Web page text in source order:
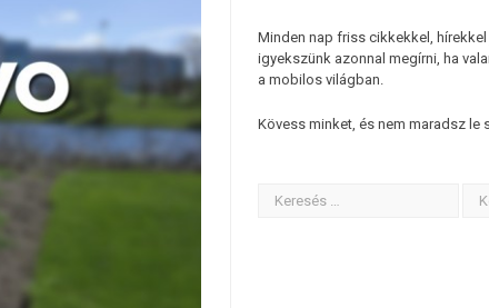
Minden nap friss cikkekkel,
igyekszünk azonnal megírni, ha
a mobilos világban.
Kövess minket, és nem maradsz le